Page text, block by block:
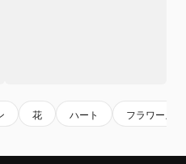
花 ハート フラワーズ